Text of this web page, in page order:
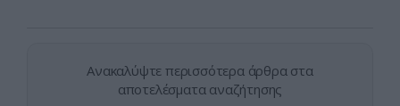
Ανακαλύψτε περισσότερα άρθρα στα
αποτελέσματα αναζήτησης